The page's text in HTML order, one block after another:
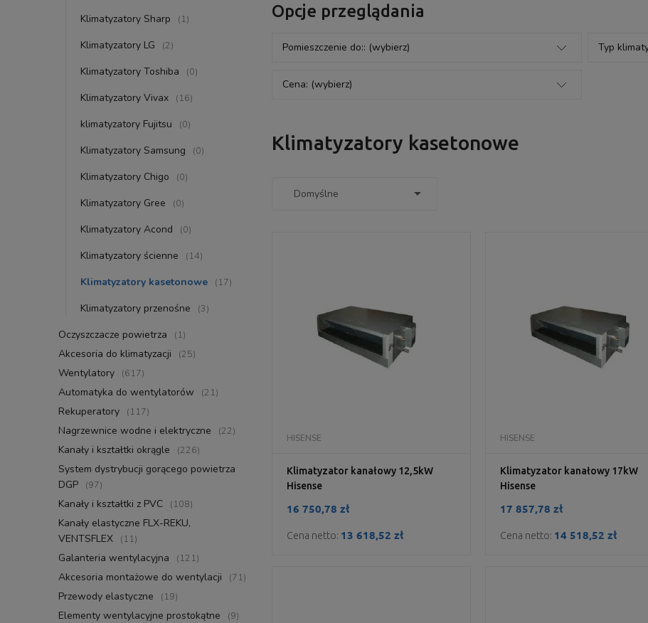
Klimatyzatory Sharp (1)
Klimatyzatory LG (2)
Klimatyzatory Toshiba (0)
Klimatyzatory Vivax (16)
klimatyzatory Fujitsu (0)
Klimatyzatory Samsung (0)
Klimatyzatory Chigo (0)
Klimatyzatory Gree (0)
Klimatyzatory Acond (0)
Klimatyzatory ścienne (14)
Klimatyzatory kasetonowe (17)
Klimatyzatory przenośne (3)
Oczyszczacze powietrza (1)
Akcesoria do klimatyzacji (25)
Wentylatory (617)
Automatyka do wentylatorów (21)
Rekuperatory (117)
Nagrzewnice wodne i elektryczne (22)
Kanały i kształtki okrągle (226)
System dystrybucji gorącego powietrza
DGP
(97)
Kanały i kształtki z PVC (108)
Kanały elastyczne FLX-REKU,
VENTSFLEX
(11)
Galanteria wentylacyjna (121)
Akcesoria montażowe do wentylacji (71)
Przewody elastyczne (19)
Elementy wentylacyjne prostokątne (9)
Opcje przeglądania
Pomieszczenie do:: (wybierz) Typ
Cena: (wybierz)
Klimatyzatory kasetonowe
Klimatyzator kanałowy 12,5kW
Hisense
HISENSE
16 750,78 zł
Cena netto: 13 618,52 zł
Klimatyzator kanałowy 17kW
Hisense
HISENSE
17 857,78 zł
Cena netto: 14 518,52 zł